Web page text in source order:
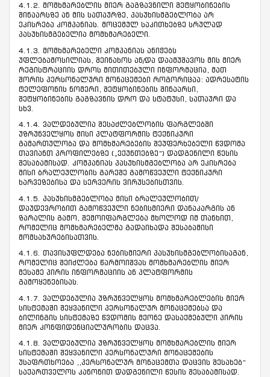
4.1.2. მომხმარებლის მიერ გაგზავნილი შეტყობინების
შინაარსზე ან მის სათაურზე, პასუხისმგებლობა არ
ეკისრება კომპანიას. მოცემულ საკითხებზე სრულად
პასუხისმგებელია მომხმარებელი.
4.1.3. მომხმარებელი კომპანიას ანიჭებს
უფლებამოსილიას, შეინახოს ან/და დაამუშავოს მის მიერ
რეგისტრაციის დროს მითითებული ინფორმაცია, მათ
შორის პერსონალური მონაცემები როგორიცაა: ადრესატის
ტელეფონის ნომერი, შეტყობინების შინაარსი,
შეტყობინების გაგზავნის დრო და სტატუსი, სათაური და
სხვ.
4.1.4. ვალდებულია შესაძლებლობის ფარგლებში
უზრუნველყოს მისი პლატფორმის ტექნიკური
გამართულობა და მომხმარებების შეუფერხებელი წვდომა
თავიანთ პროფილებზე („ექუნთებზე“) დადგენილი წესის
შესაბამისად. კომპანიას პასუხისმგებლობა არ ეკისრება
მისი ბრალეულობის გარეშე გამოწვეული ტექნიკური
ხარვეზებისა და სერვერის ვირუსებისთვის.
4.1.5. პასუხისმგებლობა მისი ბრალეულობით/
დაუდევრობით გამოწვეული ნებისმიერი დანაკარგის ან
ზარალის გამო, შემოიფარგლება მხოლოდ იმ თანხით,
რომელიც მომხმარებელმა გადაიხადა შესაბამისი
მომსახურებისათვის.
4.1.6. თავისუფლდება ნებისმიერი პასუხისმგებლობისაგან,
რომელიც შეიძლება წარმოიშვას მომხმარებლის მიერ
მესამე პირის ინფორმაციის ან პლატფორმის
გამოყენებისას.
4.1.7. ვალდებულია უზრუნველყოს მომხმარებლების მიერ
სისტემაში შეყვანილი პერსონალურ მონაცემებსა და
ბილინგის სისტემაზე წვდომის მქონე დასაქმებული პირის
მიერ კონფიდენციალურობის დაცვა.
4.1.8. ვალდებულია უზრუნველყოს მომხმარებლის მიერ
სისტემაში შეყვანილი პერსონალური მონაცემების
უსაფრთხოება ,,პერსონალურ მონაცემთა დაცვის შესახებ“
საქართველოს კანონით დადგენილი წესის შესაბამისად.